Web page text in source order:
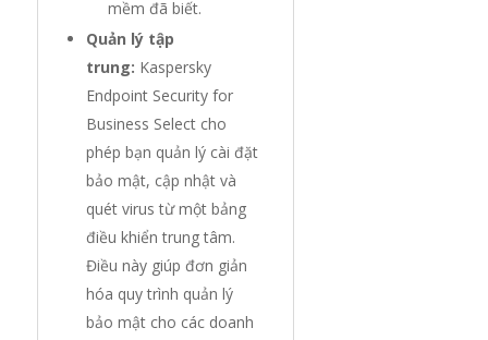
mềm đã biết.
Quản lý tập
trung: Kaspersky
Endpoint Security for
Business Select cho
phép bạn quản lý cài đặt
bảo mật, cập nhật và
quét virus từ một bảng
điều khiển trung tâm.
Điều này giúp đơn giản
hóa quy trình quản lý
bảo mật cho các doanh